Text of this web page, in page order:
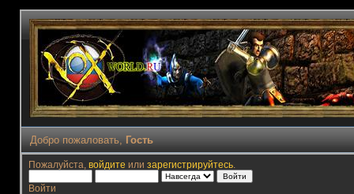
Добро пожаловать, Гость
Пожалуйста, войдите или зарегистрируйтесь.
Войти